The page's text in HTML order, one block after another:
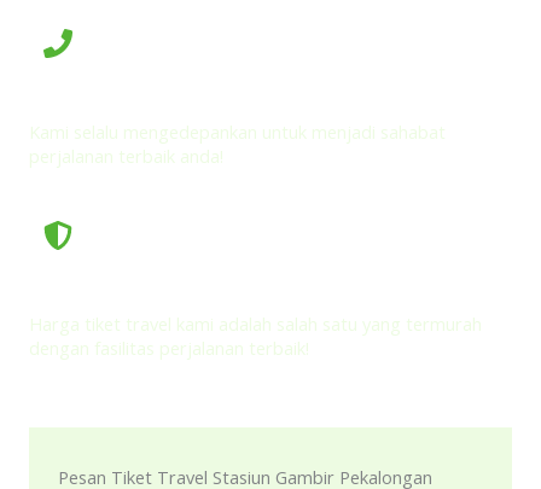
Kami selalu mengedepankan untuk menjadi sahabat
perjalanan terbaik anda!
Harga tiket travel kami adalah salah satu yang termurah
dengan fasilitas perjalanan terbaik!
Pesan Tiket Travel Stasiun Gambir Pekalongan